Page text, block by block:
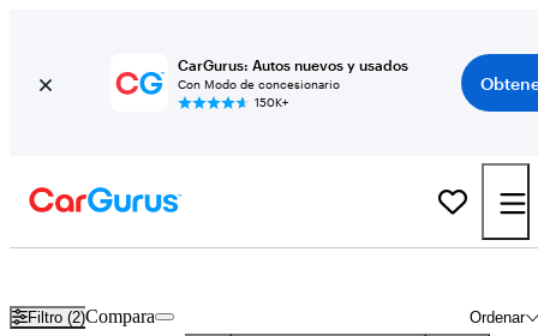
CarGurus: Autos nuevos y usados
Con Modo de concesionario
150K+
Filtro (2) Ordenar
Compara